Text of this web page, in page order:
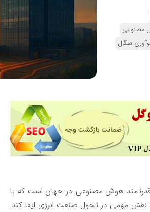
مصنوعی
سگال
قدرتمند هوش مصنوعی در جهان است که با
نقش مهمی در تحول صنعت انرژی ایفا کند.